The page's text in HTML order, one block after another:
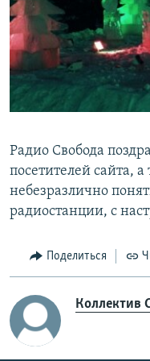
РАСПИСАНИЕ
ПОДПИШИТЕСЬ НА
СОЦИАЛЬНЫЕ СЕТИ
Все сайты РСЕ/РС
Радио Свобода
посетителей сайта,
небезразлично
радиостанции, с
Поделиться
Коллектив